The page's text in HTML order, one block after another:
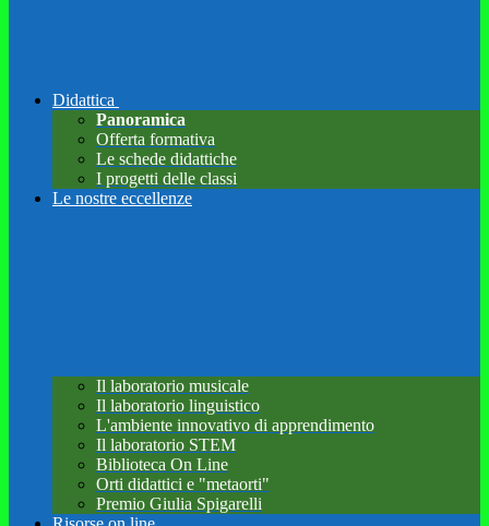
Didattica
Panoramica
Offerta formativa
Le schede didattiche
I progetti delle classi
Le nostre eccellenze
Il laboratorio musicale
Il laboratorio linguistico
L'ambiente innovativo di apprendimento
Il laboratorio STEM
Biblioteca On Line
Orti didattici e "metaorti"
Premio Giulia Spigarelli